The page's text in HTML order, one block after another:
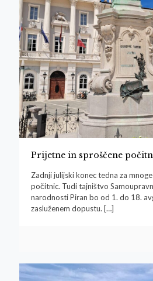
Prijetne in sproščene
Zadnji julijski konec tedna za
počitnic. Tudi tajništvo
narodnosti Piran bo od 1. do 18.
zasluženem dopustu. […]